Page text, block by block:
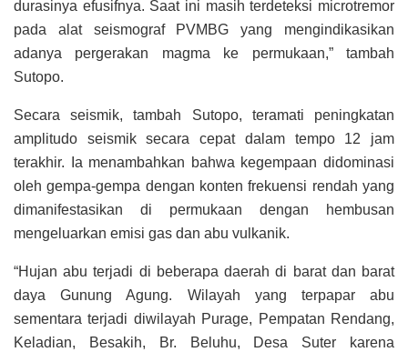
durasinya efusifnya. Saat ini masih terdeteksi microtremor
pada alat seismograf PVMBG yang mengindikasikan
adanya pergerakan magma ke permukaan,” tambah
Sutopo.
Secara seismik, tambah Sutopo, teramati peningkatan
amplitudo seismik secara cepat dalam tempo 12 jam
terakhir. Ia menambahkan bahwa kegempaan didominasi
oleh gempa-gempa dengan konten frekuensi rendah yang
dimanifestasikan di permukaan dengan hembusan
mengeluarkan emisi gas dan abu vulkanik.
“Hujan abu terjadi di beberapa daerah di barat dan barat
daya Gunung Agung. Wilayah yang terpapar abu
sementara terjadi diwilayah Purage, Pempatan Rendang,
Keladian, Besakih, Br. Beluhu, Desa Suter karena